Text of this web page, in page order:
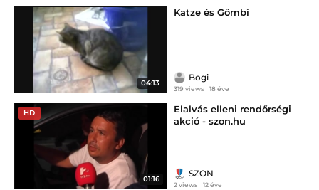
04:13
Katze és Gömbi
Bogi
319 views 18 éve
HD
01:16
Elalvás elleni rendőrségi
akció - szon.hu
SZON
2 views 12 éve